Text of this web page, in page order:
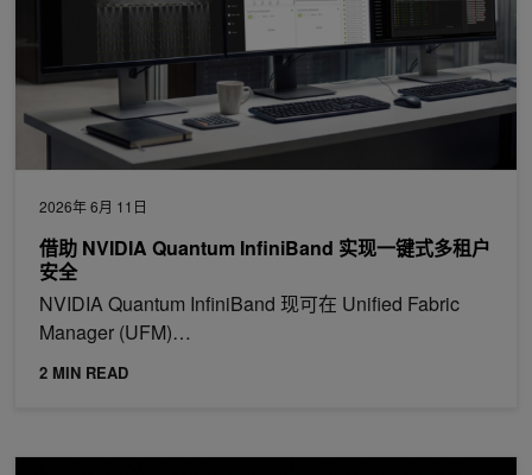
2026年 6月 11日
借助 NVIDIA Quantum InfiniBand 实现一键式多租户
安全
NVIDIA Quantum InfiniBand 现可在 Unified Fabric
Manager (UFM)…
2 MIN READ